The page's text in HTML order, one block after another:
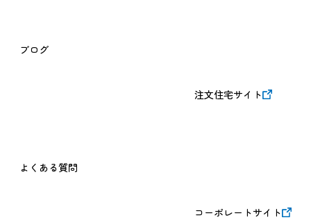
ブログ
よくある質問
注文住宅サイト
コーポレートサイト